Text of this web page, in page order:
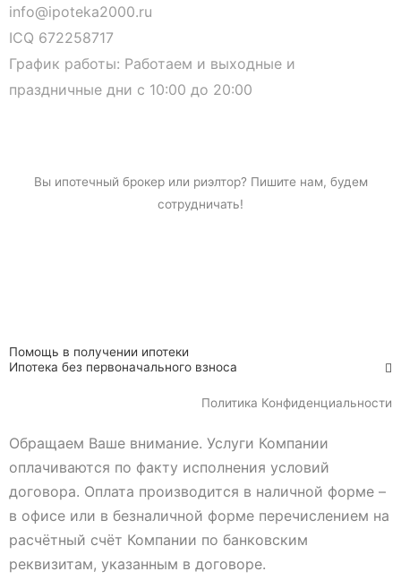
info@ipoteka2000.ru
ICQ 672258717
График работы: Работаем и выходные и
праздничные дни с 10:00 до 20:00
Вы ипотечный брокерили риэлтор? Пишите нам, будем
сотрудничать!
Помощь в получении ипотеки
Ипотека без первоначального взноса
Политика Конфиденциальности
Обращаем Ваше внимание. Услуги Компании
оплачиваются по факту исполнения условий
договора. Оплата производится в наличной форме –
в офисе или в безналичной форме перечислением на
расчётный счёт Компании по банковским
реквизитам, указанным в договоре.